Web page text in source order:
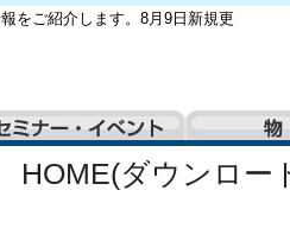
をご紹介します。8月9日新規更
HOME(ダウンロー